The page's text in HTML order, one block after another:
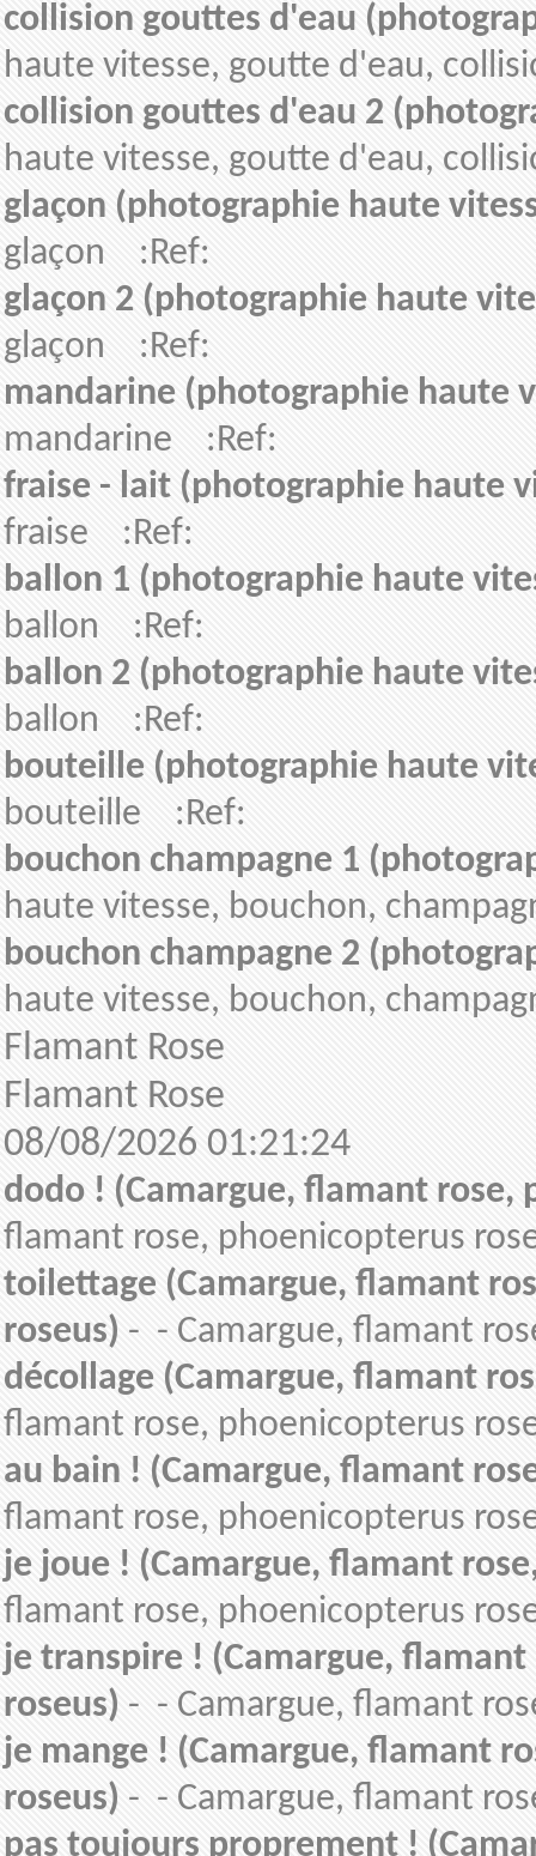
collision gouttes d'eau
haute vitesse, goutte d'eau,
collision gouttes d'eau 2
haute vitesse, goutte d'eau,
glaçon (photographie haute
glaçon :Ref:
glaçon 2 (photographie haute
glaçon :Ref:
mandarine (photographie haute
mandarine :Ref:
fraise - lait (photographie haute
fraise :Ref:
ballon 1 (photographie haute
ballon :Ref:
ballon 2 (photographie haute
ballon :Ref:
bouteille (photographie haute
bouteille :Ref:
bouchon champagne 1
haute vitesse, bouchon,
bouchon champagne 2
haute vitesse, bouchon,
Flamant Rose
Flamant Rose
08/08/2026 01:21:24
dodo ! (Camargue, flamant rose,
flamant rose, phoenicopterus
toilettage (Camargue, flamant
roseus) - - Camargue, flamant
décollage (Camargue, flamant
flamant rose, phoenicopterus
au bain ! (Camargue, flamant
flamant rose, phoenicopterus
je joue ! (Camargue, flamant
flamant rose, phoenicopterus
je transpire ! (Camargue,
roseus) - - Camargue, flamant
je mange ! (Camargue, flamant
roseus) - - Camargue, flamant
pas toujours proprement !